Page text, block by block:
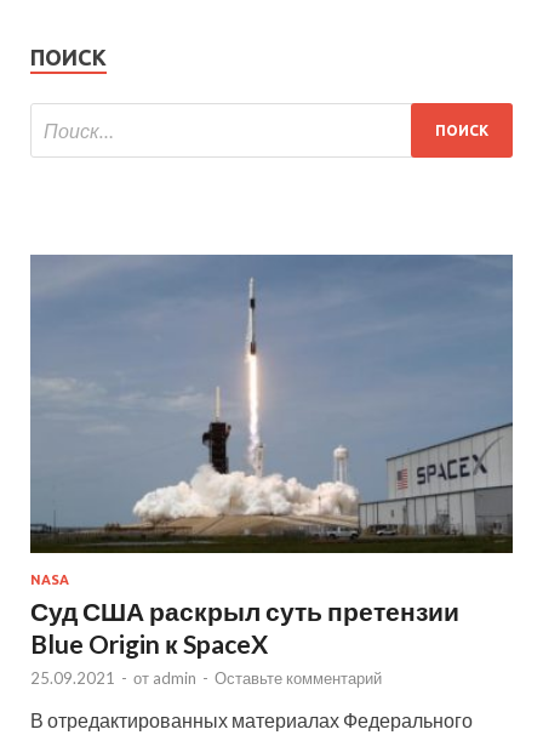
ПОИСК
NASA
Суд США раскрыл суть претензии
Blue Origin к SpaceX
25.09.2021 - от admin - Оставьте комментарий
В отредактированных материалах Федерального